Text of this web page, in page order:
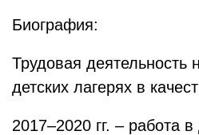
Биография:
Трудовая деятельность
детских лагерях в
2017–2020 гг. – работа в